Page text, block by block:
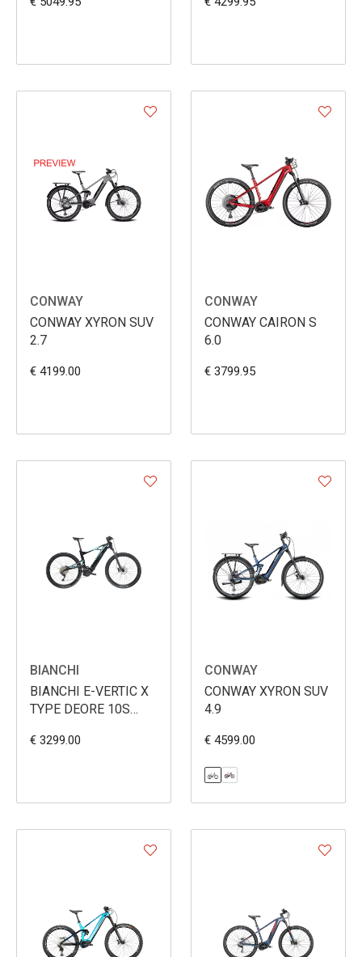
CONWAY
CONWAY XYRON SUV
2.7
€ 4199.00
CONWAY
CONWAY CAIRON S
6.0
€ 3799.95
BIANCHI
BIANCHI E-VERTIC X
TYPE DEORE 10S
€ 3299.00
CONWAY
CONWAY XYRON SUV
4.9
€ 4599.00